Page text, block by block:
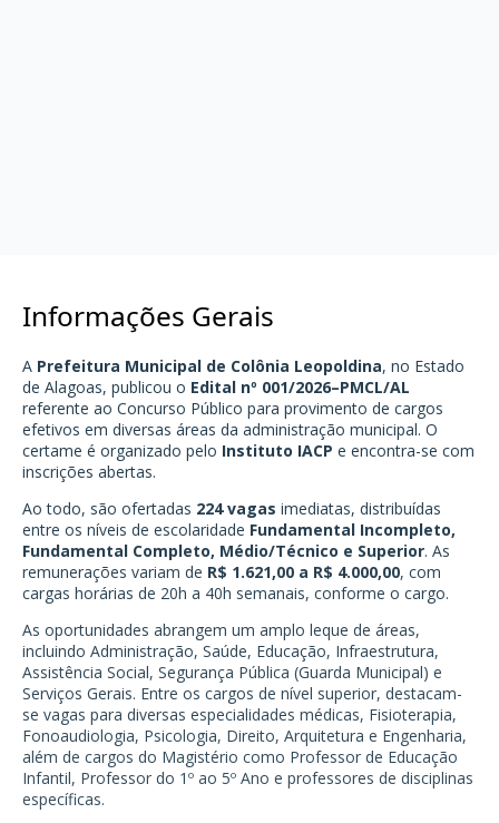
Informações Gerais
A Prefeitura Municipal de Colônia Leopoldina, no Estado
de Alagoas, publicou o Edital nº 001/2026–PMCL/AL
referente ao Concurso Público para provimento de cargos
efetivos em diversas áreas da administração municipal. O
certame é organizado pelo Instituto IACP e encontra-se com
inscrições abertas.
Ao todo, são ofertadas 224 vagas imediatas, distribuídas
entre os níveis de escolaridade Fundamental Incompleto,
Fundamental Completo, Médio/Técnico e Superior. As
remunerações variam de R$ 1.621,00 a R$ 4.000,00, com
cargas horárias de 20h a 40h semanais, conforme o cargo.
As oportunidades abrangem um amplo leque de áreas,
incluindo Administração, Saúde, Educação, Infraestrutura,
Assistência Social, Segurança Pública (Guarda Municipal) e
Serviços Gerais. Entre os cargos de nível superior, destacam-
se vagas para diversas especialidades médicas, Fisioterapia,
Fonoaudiologia, Psicologia, Direito, Arquitetura e Engenharia,
além de cargos do Magistério como Professor de Educação
Infantil, Professor do 1º ao 5º Ano e professores de disciplinas
específicas.